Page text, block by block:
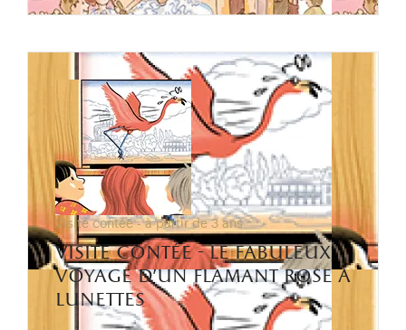
Visite contée - à partir de 3 ans
visite contée - le fabuleux
voyage d’un flamant rose à
lunettes